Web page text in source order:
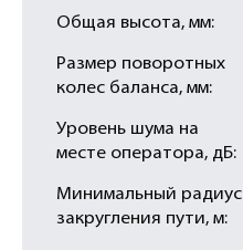
Общая высота, мм:
Размер поворотных
колес баланса, мм:
Уровень шума на
месте оператора, дБ:
Минимальный радиус
закругления пути, м: